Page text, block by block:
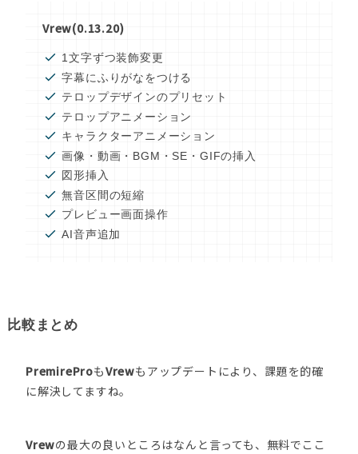
Vrew(0.13.20)
1文字ずつ装飾変更
字幕にふりがなをつける
テロップデザインのプリセット
テロップアニメーション
キャラクターアニメーション
画像・動画・BGM・SE・GIFの挿入
図形挿入
無音区間の短縮
プレビュー画面操作
AI音声追加
比較まとめ
PremireProもVrewもアップデートにより、課題を的確
に解決してますね。
Vrewの最大の良いところはなんと言っても、無料でここ